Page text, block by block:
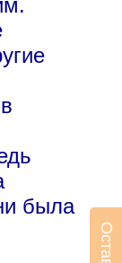
была